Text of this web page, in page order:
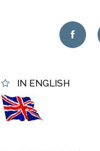
IN ENGLISH